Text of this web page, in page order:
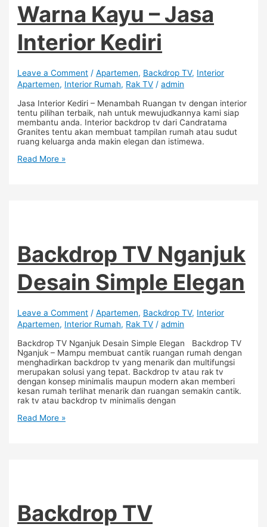
Warna Kayu – Jasa
Interior Kediri
Leave a Comment /Apartemen, Backdrop TV, Interior
Apartemen, Interior Rumah, Rak TV /admin
Jasa Interior Kediri – Menambah Ruangan tv dengan interior
tentu pilihan terbaik, nah untuk mewujudkannya kami siap
membantu anda. Interior backdrop tv dari Candratama
Granites tentu akan membuat tampilan rumah atau sudut
ruang keluarga anda makin elegan dan istimewa.
Read More »
Backdrop TV Nganjuk
Desain Simple Elegan
Leave a Comment /Apartemen, Backdrop TV, Interior
Apartemen, Interior Rumah, Rak TV /admin
Backdrop TV Nganjuk Desain Simple Elegan Backdrop TV
Nganjuk – Mampu membuat cantik ruangan rumah dengan
menghadirkan backdrop tv yang menarik dan multifungsi
merupakan solusi yang tepat. Backdrop tv atau rak tv
dengan konsep minimalis maupun modern akan memberi
kesan rumah terlihat menarik dan ruangan semakin cantik.
rak tv atau backdrop tv minimalis dengan
Read More »
Backdrop TV